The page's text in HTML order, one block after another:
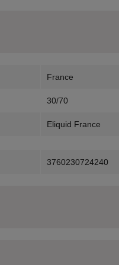
France
30/70
Eliquid France
3760230724240